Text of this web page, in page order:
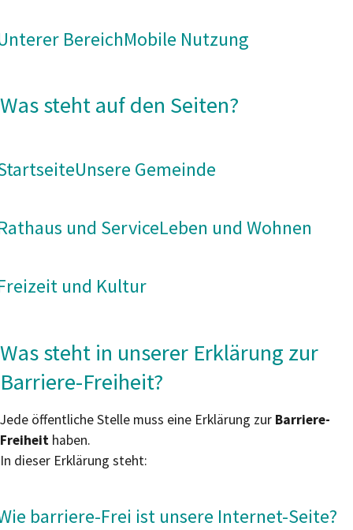
BereichMobile Nutzung
Was steht auf den Seiten?
Unsere Gemeinde
und ServiceLeben und Wohnen
und Kultur
Was steht in unserer Erklärung zur
Barriere-Freiheit?
Jede öffentliche Stelle muss eine Erklärung zur Barriere-
Freiheit haben.
In dieser Erklärung steht:
barriere-Frei ist unsere Internet-Seite?